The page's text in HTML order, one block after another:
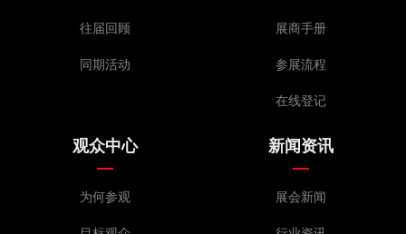
往届回顾
同期活动
展商手册
参展流程
在线登记
观众中心
为何参观
新闻资讯
展会新闻